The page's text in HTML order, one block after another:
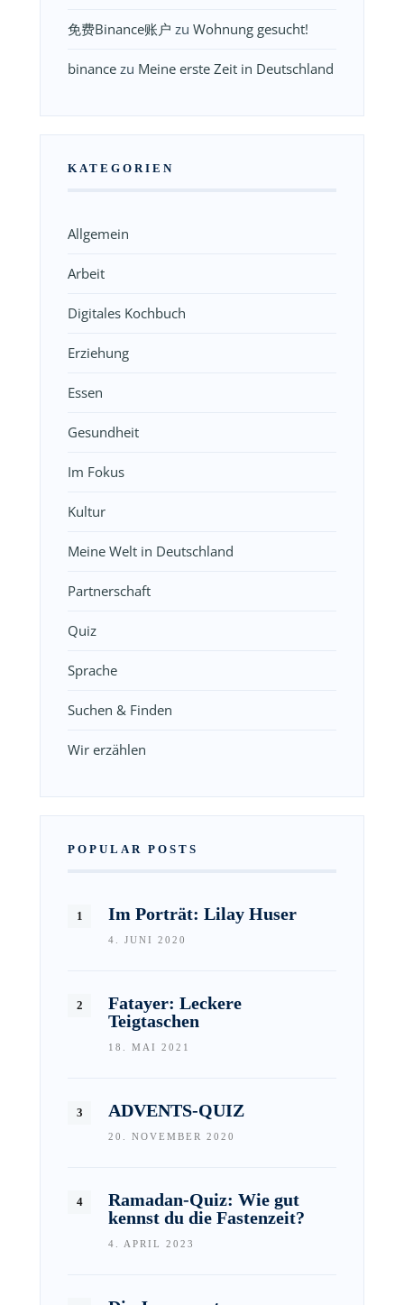
免费Binance账户 zu Wohnung gesucht!
binance zu Meine erste Zeit in Deutschland
KATEGORIEN
Allgemein
Arbeit
Digitales Kochbuch
Erziehung
Essen
Gesundheit
Im Fokus
Kultur
Meine Welt in Deutschland
Partnerschaft
Quiz
Sprache
Suchen & Finden
Wir erzählen
POPULAR POSTS
Im Porträt: Lilay Huser
4. JUNI 2020
Fatayer: Leckere
Teigtaschen
18. MAI 2021
ADVENTS-QUIZ
20. NOVEMBER 2020
Ramadan-Quiz: Wie gut
kennst du die Fastenzeit?
4. APRIL 2023